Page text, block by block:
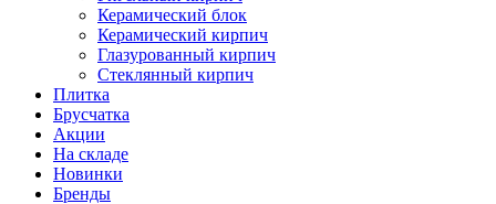
Керамический блок
Керамический кирпич
Глазурованный кирпич
Стеклянный кирпич
Плитка
Брусчатка
Акции
На складе
Новинки
Бренды